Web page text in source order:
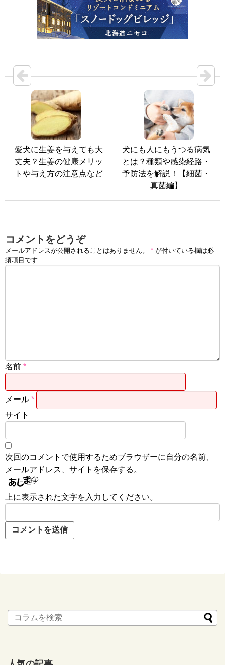
愛犬に生姜を与えても大
丈夫？生姜の健康メリッ
トや与え方の注意点など
犬にも人にもうつる病気
とは？種類や感染経路・
予防法を解説！【細菌・
真菌編】
コメントをどうぞ
メールアドレスが公開されることはありません。 * が付いている欄は必
須項目です
名前 *
メール *
サイト
次回のコメントで使用するためブラウザーに自分の名前、
メールアドレス、サイトを保存する。
上に表示された文字を入力してください。